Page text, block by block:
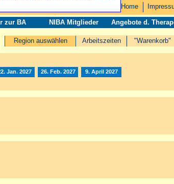
Home
zur BA NIBA Mitglieder Angebote d.
Arbeitszeiten "Warenkorb"
Region auswählen
Jan. 2027 26. Feb. 2027 9. April 2027